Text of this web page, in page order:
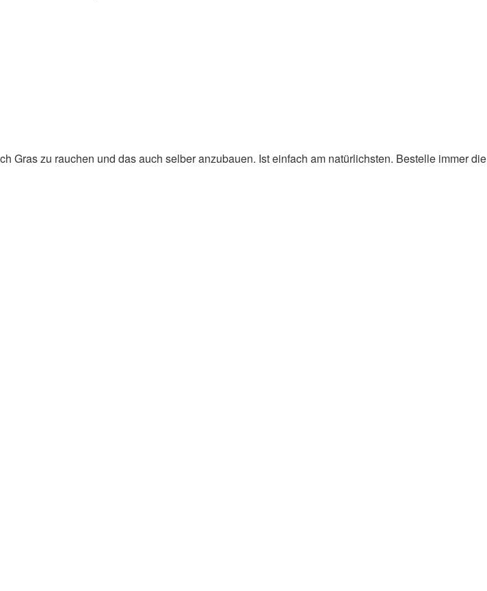
Gras zu rauchen und das auch selber anzubauen. Ist einfach am natürlichsten. Bestelle immer die